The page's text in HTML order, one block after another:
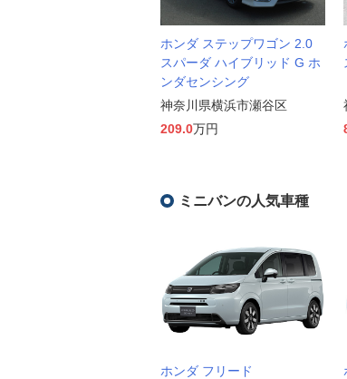
ホンダ ステップワゴン 2.0
スパーダ ハイブリッド G ホ
ンダセンシング
神奈川県横浜市瀬谷区
209.0万円
ミニバンの人気車種
ホンダ フリード